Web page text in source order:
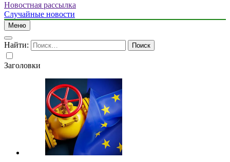
Новостная рассылка
Случайные новости
Меню
Найти:
Заголовки